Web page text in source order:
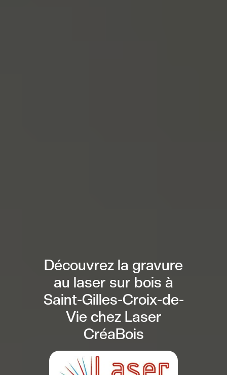
Découvrez la gravure
au laser sur bois à
Saint-Gilles-Croix-de-
Vie chez Laser
CréaBois